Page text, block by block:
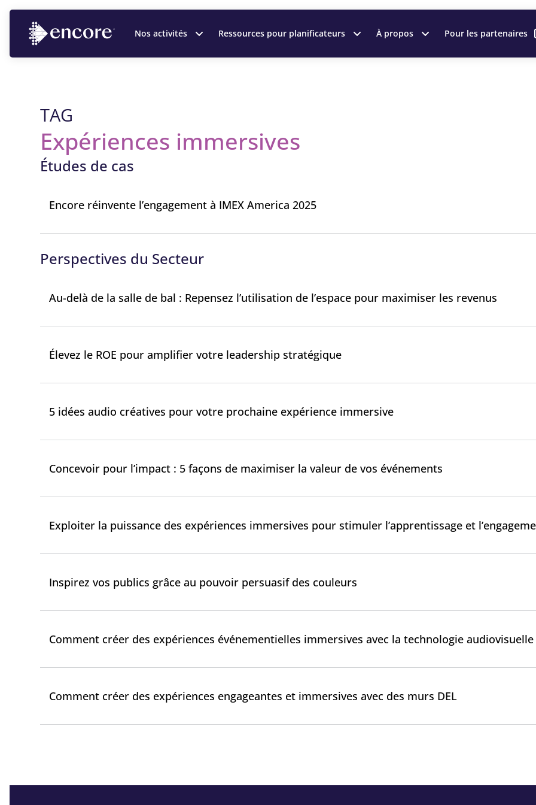
Nos activités Ressources pour planificateurs À propos Pour les partenaires
TAG
Expériences immersives
Études de cas
Encore réinvente l’engagement à IMEX America 2025
Perspectives du Secteur
Au-delà de la salle de bal : Repensez l’utilisation de l’espace pour maximiser les revenus
Élevez le ROE pour amplifier votre leadership stratégique
5 idées audio créatives pour votre prochaine expérience immersive
Concevoir pour l’impact : 5 façons de maximiser la valeur de vos événements
Exploiter la puissance des expériences immersives pour stimuler l’apprentissage et
Inspirez vos publics grâce au pouvoir persuasif des couleurs
Comment créer des expériences événementielles immersives avec la technologie audiovisuelle
Comment créer des expériences engageantes et immersives avec des murs DEL